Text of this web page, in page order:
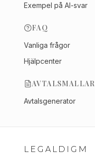
Exempel på AI-svar
FAQ
Vanliga frågor
Hjälpcenter
AVTALSMALLAR
Avtalsgenerator
LEGALDIGM